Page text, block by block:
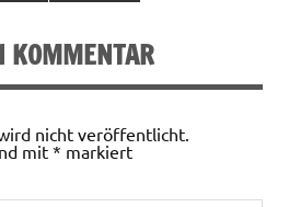
KOMMENTAR
nicht veröffentlicht.
mit * markiert